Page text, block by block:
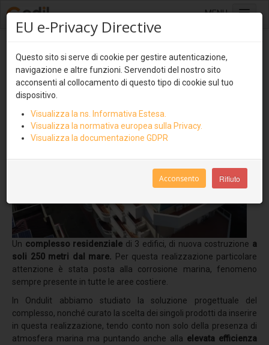
MENU
Sistemi di copertura
Lastre multistrato
Coverib 850
Coverpiù
Coverpiù Curvabile
Coverpiù AGRI
Coverpiù Mono
Steelpiù
ArchYt
Coperture vicine dal mare
Un complesso residenziale di 3 edifici, di nuova costruzione a
soli 250 metri dal mare. Per questa realizzazione particolare
attenzione è stata posta alla corrosione marina, fenomeno
sempre presente in tutte le aree costiere.
In Ondulit abbiamo studiato la soluzione progettuale del
complesso, nonché curato la scelta dei singoli prodotti da inserire
in questa realizzazione, tendo conto non solo della presenza di
atmosfera marina ma puntando anche alla elevata efficienza
EU e-Privacy Directive
Questo sito si serve di cookie per gestire autenticazione,
navigazione e altre funzioni. Servendoti del nostro sito
acconsenti al collocamento di questo tipo di cookie sul tuo
dispositivo.
Visualizza la ns. Informativa Estesa.
Visualizza la normativa europea sulla Privacy.
Visualizza la documentazione GDPR
Acconsento Rifiuto